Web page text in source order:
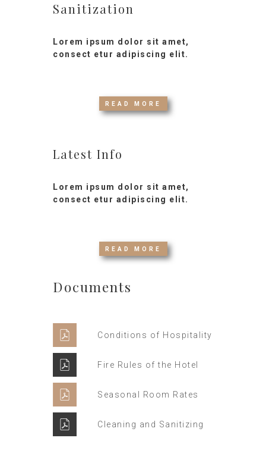
Sanitization
Lorem ipsum dolor sit amet,
consect etur adipiscing elit.
READ MORE
Latest Info
Lorem ipsum dolor sit amet,
consect etur adipiscing elit.
READ MORE
Documents
Conditions of Hospitality
Fire Rules of the Hotel
Seasonal Room Rates
Cleaning and Sanitizing